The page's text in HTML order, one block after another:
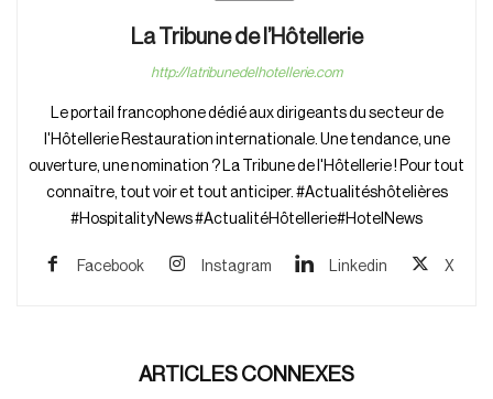
La Tribune de l’Hôtellerie
http://latribunedelhotellerie.com
Le portail francophone dédié aux dirigeants du secteur de
l'Hôtellerie Restauration internationale. Une tendance, une
ouverture, une nomination ? La Tribune de l'Hôtellerie ! Pour tout
connaître, tout voir et tout anticiper. #Actualitéshôtelières
#HospitalityNews #ActualitéHôtellerie#HotelNews
Facebook Instagram Linkedin X
ARTICLES CONNEXES